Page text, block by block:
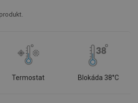
Termostat Blokáda 38°C